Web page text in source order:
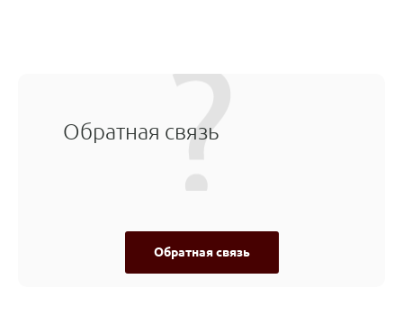
Обратная связь
Обратная связь